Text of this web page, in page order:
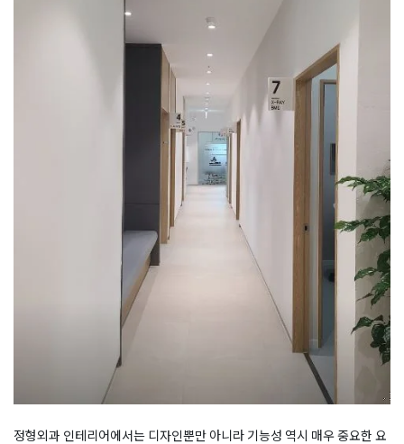
정형외과 인테리어에서는 디자인뿐만 아니라 기능성 역시 매우 중요한 요